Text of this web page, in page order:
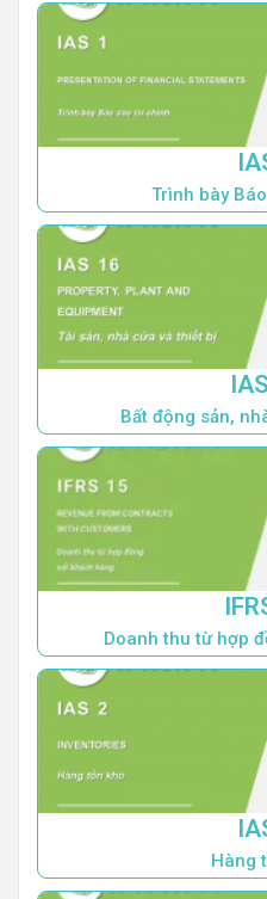
Trình bày
Bất động sản,
Doanh thu từ hợp
Hàng